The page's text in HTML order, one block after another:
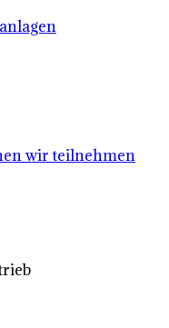
wir teilnehmen